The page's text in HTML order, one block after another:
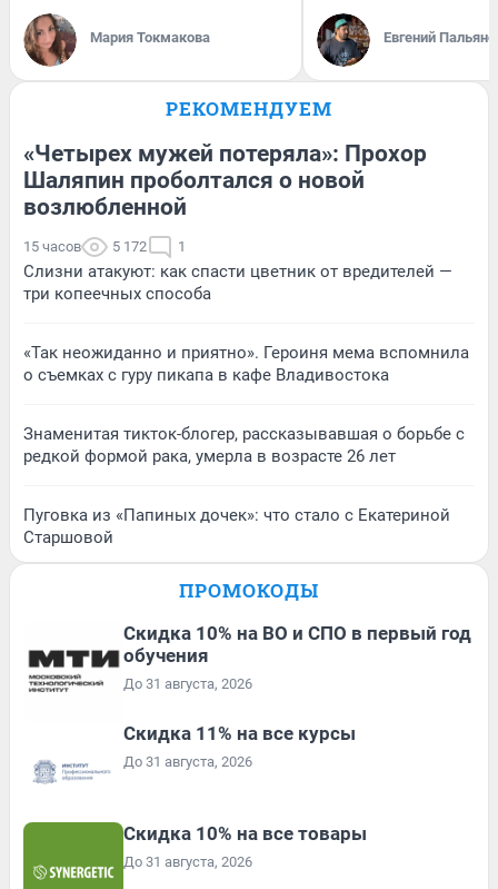
Мария Токмакова Евгений
РЕКОМЕНДУЕМ
«Четырех мужей потеряла»: Прохор
Шаляпин проболтался о новой
возлюбленной
15 часов 5 172 1
Слизни атакуют: как спасти цветник от вредителей —
три копеечных способа
«Так неожиданно и приятно». Героиня мема вспомнила
о съемках с гуру пикапа в кафе Владивостока
Знаменитая тикток-блогер, рассказывавшая о борьбе с
редкой формой рака, умерла в возрасте 26 лет
Пуговка из «Папиных дочек»: что стало с Екатериной
Старшовой
ПРОМОКОДЫ
Скидка 10% на ВО и СПО в первый год
обучения
До 31 августа, 2026
Скидка 11% на все курсы
До 31 августа, 2026
Скидка 10% на все товары
До 31 августа, 2026